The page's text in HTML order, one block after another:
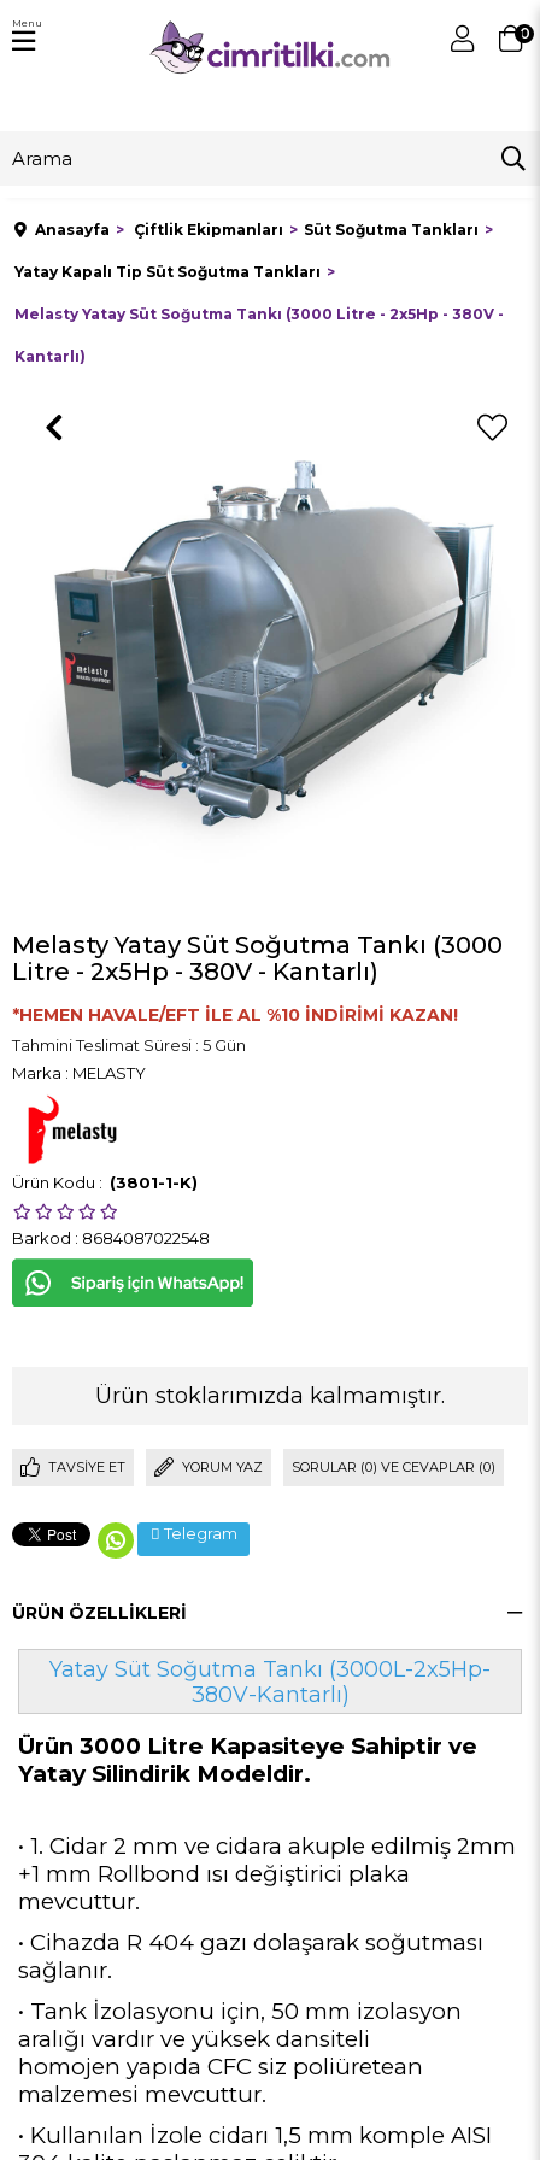
0
Menu
Anasayfa Çiftlik Ekipmanları Süt Soğutma Tankları
Yatay Kapalı Tip Süt Soğutma Tankları
Melasty Yatay Süt Soğutma Tankı (3000 Litre - 2x5Hp - 380V -
Kantarlı)
Melasty Yatay Süt Soğutma Tankı (3000
Litre - 2x5Hp - 380V - Kantarlı)
*HEMEN HAVALE/EFT İLE AL %10 İNDİRİMİ KAZAN!
Tahmini Teslimat Süresi : 5 Gün
Marka : MELASTY
(3801-1-K)
Barkod : 8684087022548
Ürün stoklarımızda kalmamıştır.
TAVSIYE ET YORUM YAZ SORULAR (0) VE CEVAPLAR (0)
Telegram
ÜRÜN ÖZELLIKLERI
Yatay Süt Soğutma Tankı (3000L-2x5Hp-
380V-Kantarlı)
Ürün 3000 Litre Kapasiteye Sahiptir ve
Yatay Silindirik Modeldir.
• 1. Cidar 2 mm ve cidara akuple edilmiş 2mm
+1 mm Rollbond ısı değiştirici plaka
mevcuttur.
• Cihazda R 404 gazı dolaşarak soğutması
sağlanır.
• Tank İzolasyonu için, 50 mm izolasyon
aralığı vardır ve yüksek dansiteli
homojen yapıda CFC siz poliüretean
malzemesi mevcuttur.
• Kullanılan İzole cidarı 1,5 mm komple AISI